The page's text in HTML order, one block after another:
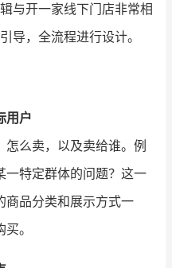
交流
服务商
与开一家线下门店非常相
导，全流程进行设计。
用户
么卖，以及卖给谁。例
一特定群体的问题？这一
商品分类和展示方式一
。